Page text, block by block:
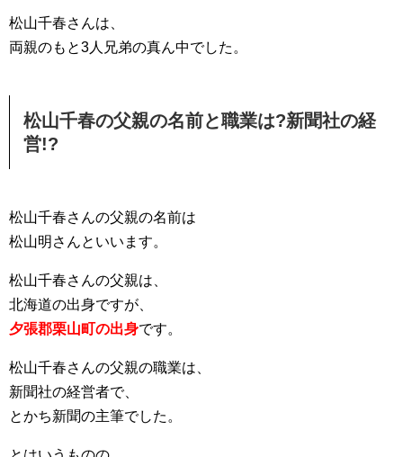
松山千春さんは、
両親のもと3人兄弟の真ん中でした。
松山千春の父親の名前と職業は?新聞社の経
営!?
松山千春さんの父親の名前は
松山明さんといいます。
松山千春さんの父親は、
北海道の出身ですが、
夕張郡栗山町の出身です。
松山千春さんの父親の職業は、
新聞社の経営者で、
とかち新聞の主筆でした。